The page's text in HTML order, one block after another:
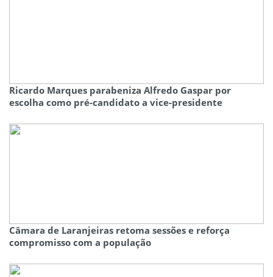
Ricardo Marques parabeniza Alfredo Gaspar por
escolha como pré-candidato a vice-presidente
Câmara de Laranjeiras retoma sessões e reforça
compromisso com a população